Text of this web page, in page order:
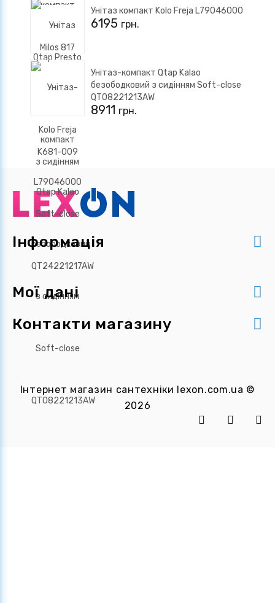
Унітаз компакт Kolo Freja L79046000
6195 грн.
Унітаз-компакт Qtap Kalao
безободковий з сидінням Soft-close
QT08221213AW
8911 грн.
Інформація
Мої дані
Контакти магазину
Інтернет магазин сантехніки lexon.com.ua ©
2026